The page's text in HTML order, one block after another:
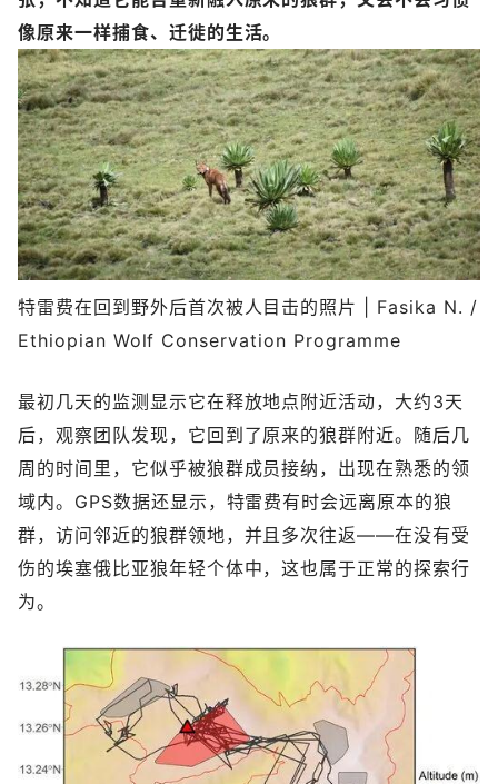
像原来一样捕食、迁徙的生活。
特雷费在回到野外后首次被人目击的照片 | Fasika N. /
Ethiopian Wolf Conservation Programme
最初几天的监测显示它在释放地点附近活动，大约3天
后，观察团队发现，它回到了原来的狼群附近。随后几
周的时间里，它似乎被狼群成员接纳，出现在熟悉的领
域内。GPS数据还显示，特雷费有时会远离原本的狼
群，访问邻近的狼群领地，并且多次往返——在没有受
伤的埃塞俄比亚狼年轻个体中，这也属于正常的探索行
为。